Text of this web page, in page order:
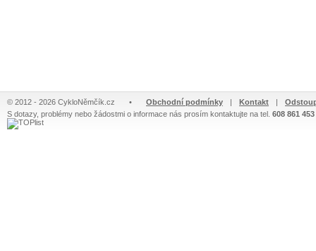
© 2012 - 2026 CykloNěmčík.cz • Obchodní podmínky | Kontakt |
S dotazy, problémy nebo žádostmi o informace nás prosím kontaktujte na tel. 608 861 453